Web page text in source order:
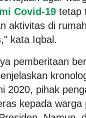
Covid-19 tetap
aktivitas di
kata Iqbal.
pemberitaan
2020, pihak
kepada warga